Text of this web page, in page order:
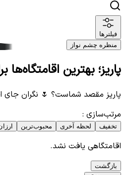
فیلترها
منظره چشم نواز
پاریز؛ بهترین اقامتگاه‌ها
پاریز مقصد شماست؟ 🌷 نگران جای
مرتب‌سازی :
تخفیف لحظه آخری محبوب‌ترین
اقامتگاهی یافت نشد.
بازگشت